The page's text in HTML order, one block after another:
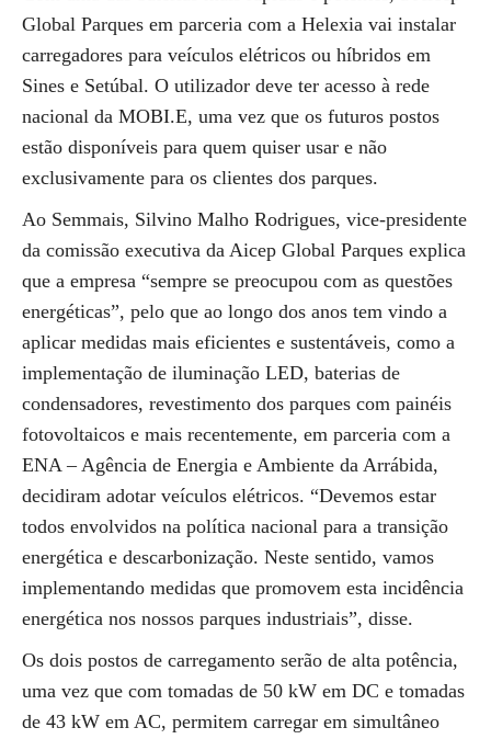
Global Parques em parceria com a Helexia vai instalar
carregadores para veículos elétricos ou híbridos em
Sines e Setúbal. O utilizador deve ter acesso à rede
nacional da MOBI.E, uma vez que os futuros postos
estão disponíveis para quem quiser usar e não
exclusivamente para os clientes dos parques.
Ao Semmais, Silvino Malho Rodrigues, vice-presidente
da comissão executiva da Aicep Global Parques explica
que a empresa “sempre se preocupou com as questões
energéticas”, pelo que ao longo dos anos tem vindo a
aplicar medidas mais eficientes e sustentáveis, como a
implementação de iluminação LED, baterias de
condensadores, revestimento dos parques com painéis
fotovoltaicos e mais recentemente, em parceria com a
ENA – Agência de Energia e Ambiente da Arrábida,
decidiram adotar veículos elétricos. “Devemos estar
todos envolvidos na política nacional para a transição
energética e descarbonização. Neste sentido, vamos
implementando medidas que promovem esta incidência
energética nos nossos parques industriais”, disse.
Os dois postos de carregamento serão de alta potência,
uma vez que com tomadas de 50 kW em DC e tomadas
de 43 kW em AC, permitem carregar em simultâneo